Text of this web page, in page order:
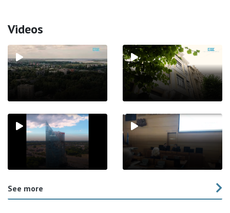
Videos
See more